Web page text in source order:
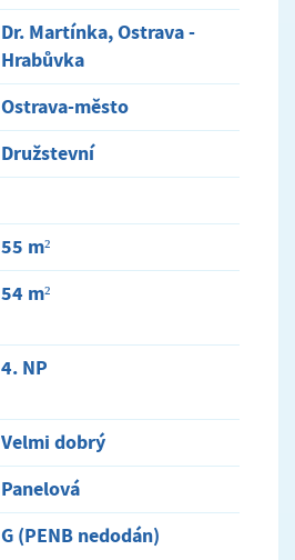
Dr. Martínka, Ostrava -
Hrabůvka
Ostrava-město
Družstevní
55 m²
54 m²
4. NP
Velmi dobrý
Panelová
G (PENB nedodán)